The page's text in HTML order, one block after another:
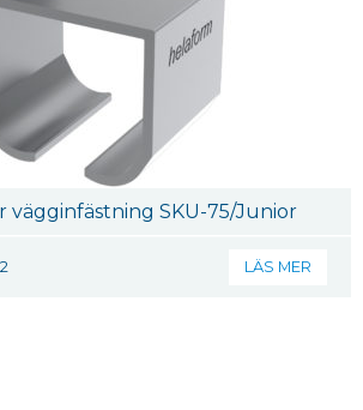
vägginfästning SKU-75/Junior
LÄS MER